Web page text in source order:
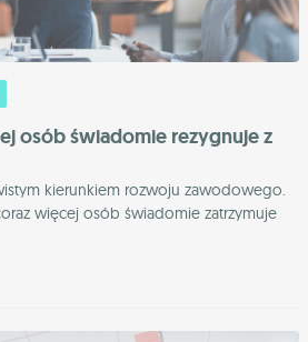
osób świadomie rezygnuje z
kierunkiem rozwoju zawodowego.
więcej osób świadomie zatrzymuje